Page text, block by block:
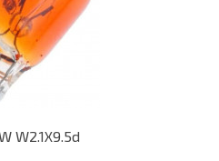
W2.1X9.5d